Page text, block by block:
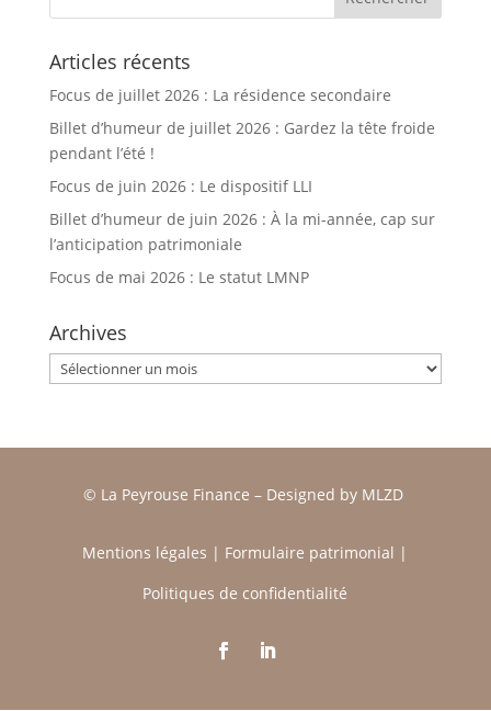
Articles récents
Focus de juillet 2026 : La résidence secondaire
Billet d’humeur de juillet 2026 : Gardez la tête froide
pendant l’été !
Focus de juin 2026 : Le dispositif LLI
Billet d’humeur de juin 2026 : À la mi-année, cap sur
l’anticipation patrimoniale
Focus de mai 2026 : Le statut LMNP
Archives
Archives
© La Peyrouse Finance –Designed by MLZD
Mentions légales | Formulaire patrimonial |
Politiques de confidentialité